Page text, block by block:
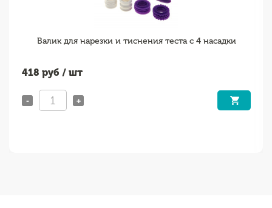
Валик для нарезки и тиснения теста с 4 насадки
418 руб / шт
- +